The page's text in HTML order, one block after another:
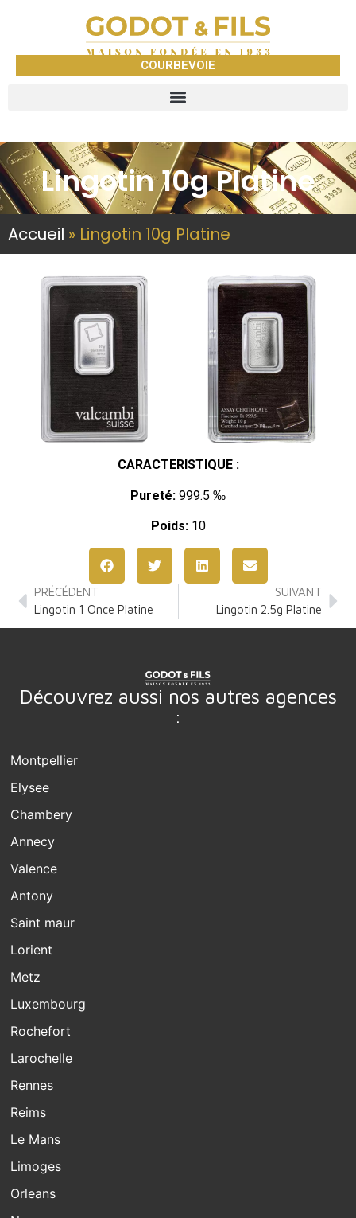
COURBEVOIE
Lingotin 10g Platine
Accueil » Lingotin 10g Platine
CARACTERISTIQUE :
Pureté: 999.5 ‰
Poids:10
PRÉCÉDENT
Lingotin 1 Once Platine
SUIVANT
Lingotin 2.5g Platine
Découvrez aussi nos autres agences
:
Montpellier
Elysee
Chambery
Annecy
Valence
Antony
Saint maur
Lorient
Metz
Luxembourg
Rochefort
Larochelle
Rennes
Reims
Le Mans
Limoges
Orleans